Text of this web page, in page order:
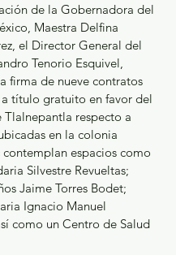
de la Gobernadora del
Maestra Delfina
el Director General del
Tenorio Esquivel,
firma de nueve contratos
título gratuito en favor del
respecto a
en la colonia
espacios como
Silvestre Revueltas;
Jaime Torres Bodet;
Ignacio Manuel
como un Centro de Salud